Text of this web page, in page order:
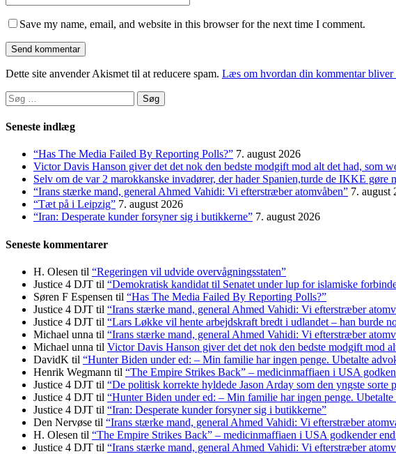
Save my name, email, and website in this browser for the next time I comment.
Dette site anvender Akismet til at reducere spam. Læs om hvordan din kommentar bliver
Søg
efter:
Seneste indlæg
“Has The Media Failed By Reporting Polls?” 7. august 2026
Victor Davis Hanson giver det det nok den bedste modgift mod alt det had, som
Selv om de var 2 marokkanske invadører, der hader Spanien,turde de IKKE gøre
“Irans stærke mand, general Ahmed Vahidi: Vi efterstræber atomvåben” 7. august
“Tæt på i Leipzig” 7. august 2026
“Iran: Desperate kunder forsyner sig i butikkerne” 7. august 2026
Seneste kommentarer
H. Olesen til “Regeringen vil udvide overvågningsstaten”
Justice 4 DJT til “Demokratisk kandidat til Senatet under lup for islamiske
Søren F Espensen til “Has The Media Failed By Reporting Polls?”
Justice 4 DJT til “Irans stærke mand, general Ahmed Vahidi: Vi efterstræber
Justice 4 DJT til “Lars Løkke vil hente arbejdskraft bredt i udlandet – han burde
Michael unna til “Irans stærke mand, general Ahmed Vahidi: Vi efterstræber
Michael unna til Victor Davis Hanson giver det det nok den bedste modgift mod
DavidK til “Hunter Biden under ed: – Min familie har ingen penge. Ubetalte
Henrik Wegmann til “The Empire Strikes Back” – medicinmaffiaen i USA
Justice 4 DJT til “De politisk korrekte hyldede Jason Arday som den yngste sorte
Justice 4 DJT til “Hunter Biden under ed: – Min familie har ingen penge.
Justice 4 DJT til “Iran: Desperate kunder forsyner sig i butikkerne”
Den Nervøse til “Irans stærke mand, general Ahmed Vahidi: Vi efterstræber
H. Olesen til “The Empire Strikes Back” – medicinmaffiaen i USA godkender
Justice 4 DJT til “Irans stærke mand, general Ahmed Vahidi: Vi efterstræber